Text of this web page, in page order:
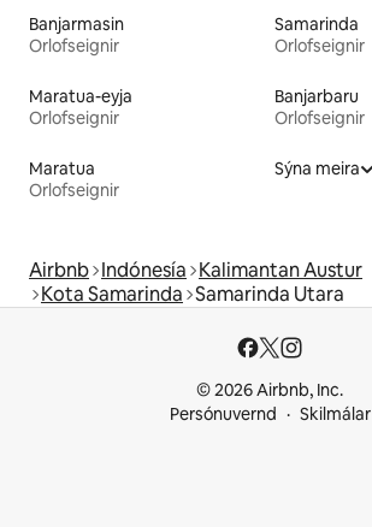
Banjarmasin
Orlofseignir
Samarinda
Orlofseignir
Maratua-eyja
Orlofseignir
Banjarbaru
Orlofseignir
Maratua
Orlofseignir
Sýna meira
Airbnb Indónesía Kalimantan Austur
Kota Samarinda Samarinda Utara
© 2026 Airbnb, Inc.
Persónuvernd
Skilmálar